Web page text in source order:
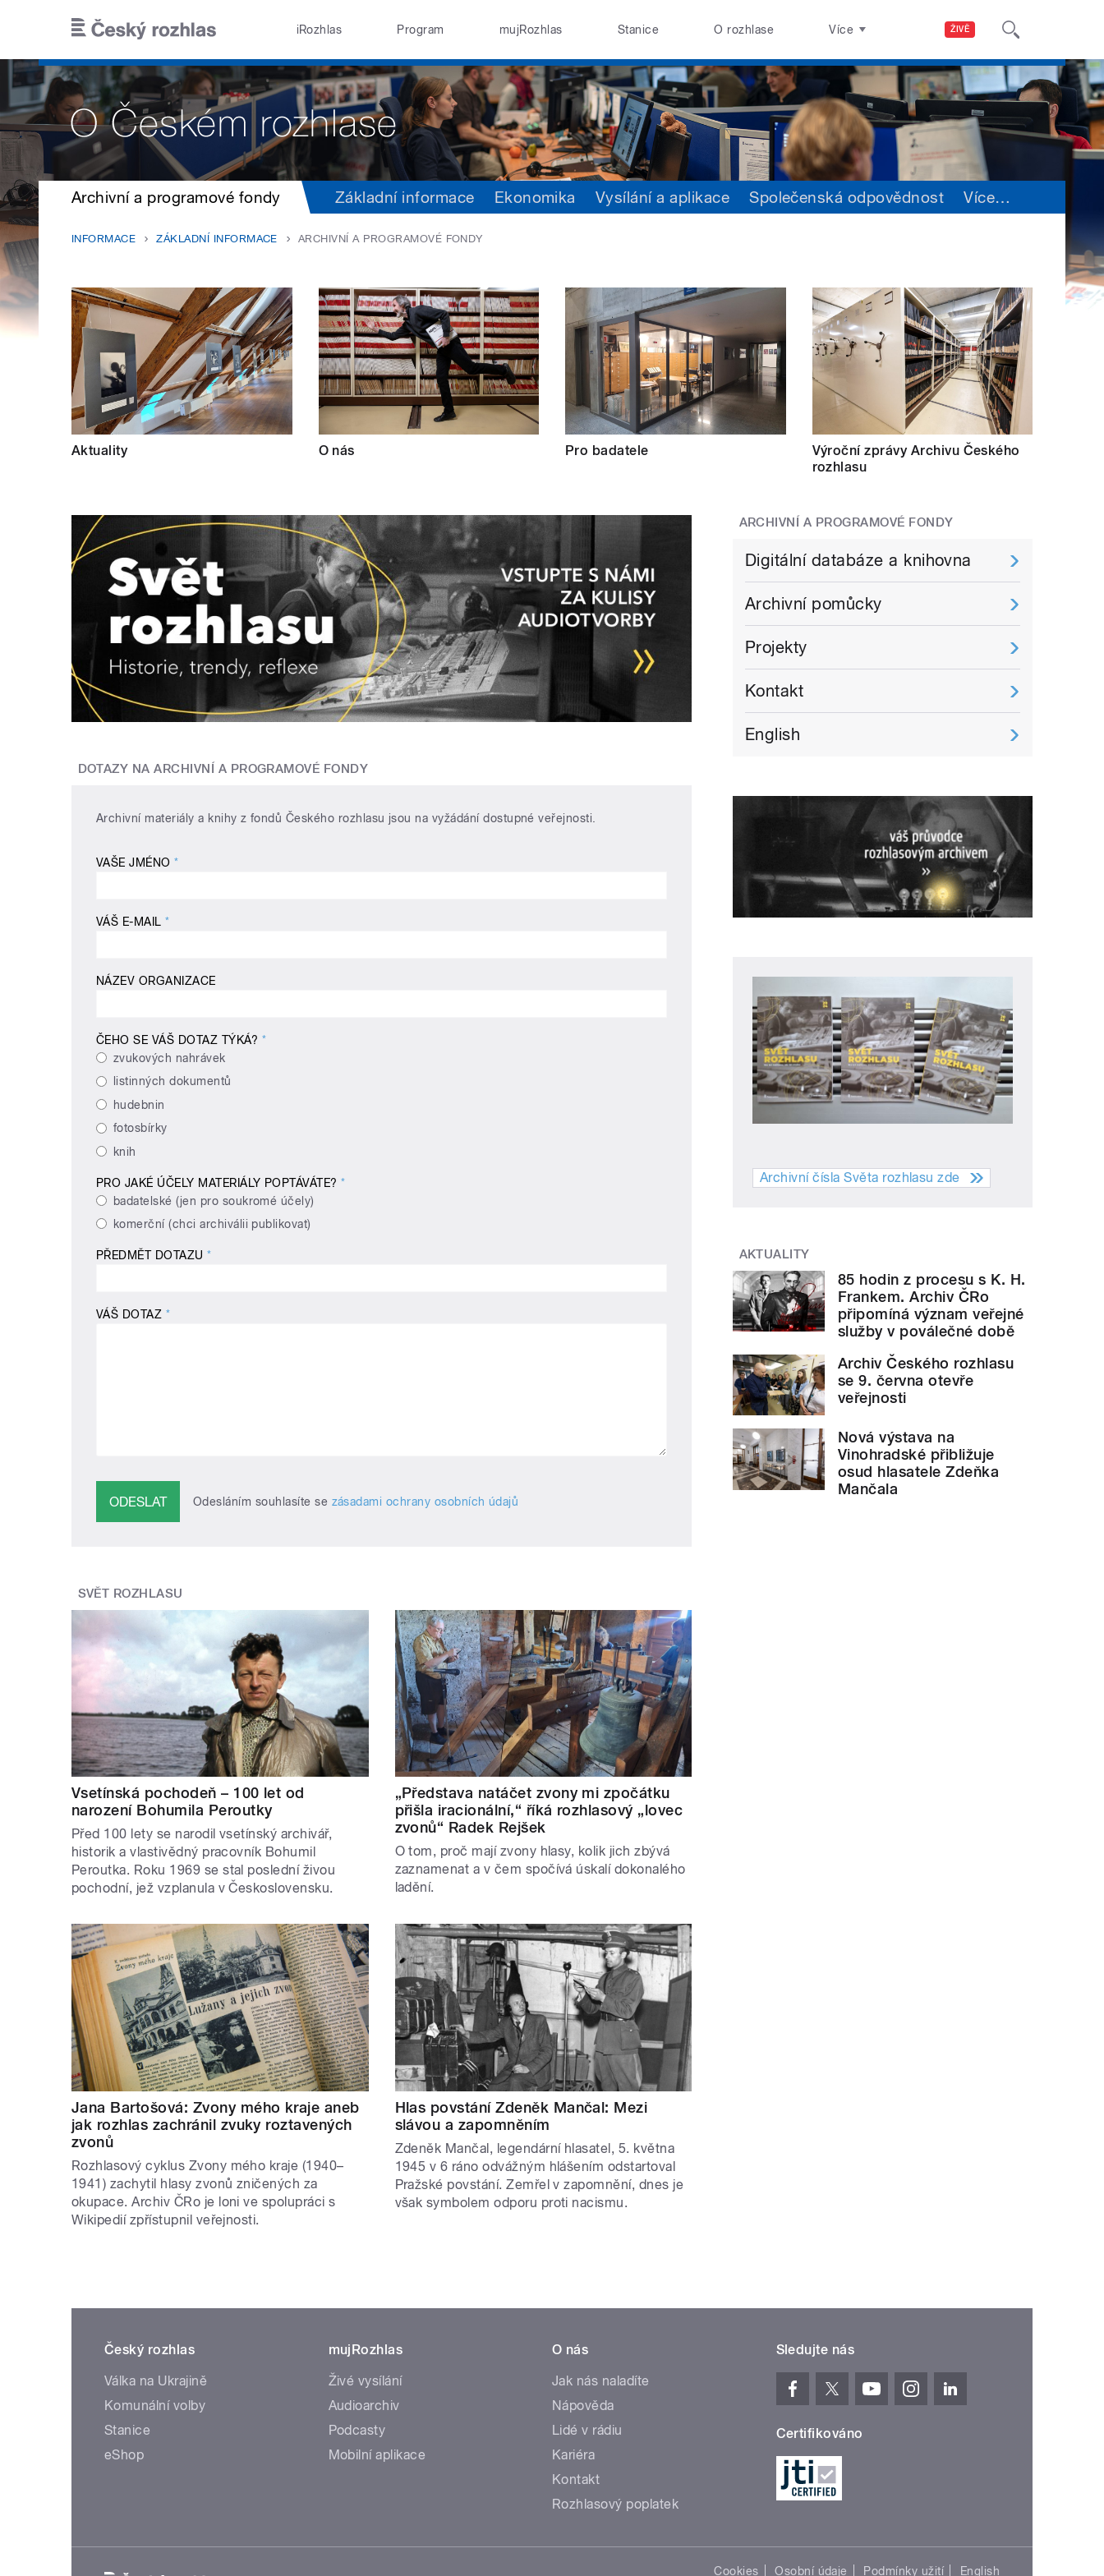
ŽIVĚ
iRozhlas Program mujRozhlas Stanice O rozhlase Více
Archivní a programové fondy Základní informace Ekonomika Vysílání a aplikace Společenská odpovědnost Více…
INFORMACE ZÁKLADNÍ INFORMACE ARCHIVNÍ A PROGRAMOVÉ FONDY
Aktuality O nás Pro badatele
Výroční zprávy Archivu Českého
rozhlasu
DOTAZY NA ARCHIVNÍ A PROGRAMOVÉ FONDY
Archivní materiály a knihy z fondů Českého rozhlasu jsou na vyžádání dostupné veřejnosti.
VAŠE JMÉNO*
VÁŠ E-MAIL*
NÁZEV ORGANIZACE
ČEHO SE VÁŠ DOTAZ TÝKÁ? *
zvukových nahrávek
listinných dokumentů
hudebnin
fotosbírky
knih
PRO JAKÉ ÚČELY MATERIÁLY POPTÁVÁTE?*
badatelské (jen pro soukromé účely)
komerční (chci archiválii publikovat)
PŘEDMĚT DOTAZU*
VÁŠ DOTAZ *
Odesláním souhlasíte se zásadami ochrany osobních údajů
SVĚT ROZHLASU
Vsetínská pochodeň – 100 let od
narození Bohumila Peroutky
Před 100 lety se narodil vsetínský archivář,
historik a vlastivědný pracovník Bohumil
Peroutka. Roku 1969 se stal poslední živou
pochodní, jež vzplanula v Československu.
„Představa natáčet zvony mi zpočátku
přišla iracionální,“ říká rozhlasový „lovec
zvonů“ Radek Rejšek
O tom, proč mají zvony hlasy, kolik jich zbývá
zaznamenat a v čem spočívá úskalí dokonalého
ladění.
Jana Bartošová: Zvony mého kraje aneb
jak rozhlas zachránil zvuky roztavených
zvonů
Rozhlasový cyklus Zvony mého kraje (1940–
1941) zachytil hlasy zvonů zničených za
okupace. Archiv ČRo je loni ve spolupráci s
Wikipedií zpřístupnil veřejnosti.
Hlas povstání Zdeněk Mančal: Mezi
slávou a zapomněním
Zdeněk Mančal, legendární hlasatel, 5. května
1945 v 6 ráno odvážným hlášením odstartoval
Pražské povstání. Zemřel v zapomnění, dnes je
však symbolem odporu proti nacismu.
ARCHIVNÍ A PROGRAMOVÉ FONDY
Digitální databáze a knihovna
Archivní pomůcky
Projekty
Kontakt
English
Archivní čísla Světa rozhlasu zde
AKTUALITY
85 hodin z procesu s K. H.
Frankem. Archiv ČRo
připomíná význam veřejné
služby v poválečné době
Archiv Českého rozhlasu
se 9. června otevře
veřejnosti
Nová výstava na
Vinohradské přibližuje
osud hlasatele Zdeňka
Mančala
Český rozhlas
Válka na Ukrajině
Komunální volby
Stanice
eShop
mujRozhlas
Živé vysílání
Audioarchiv
Podcasty
Mobilní aplikace
O nás
Jak nás naladíte
Nápověda
Lidé v rádiu
Kariéra
Kontakt
Rozhlasový poplatek
Sledujte nás
Certifikováno
Cookies Osobní údaje Podmínky užití English